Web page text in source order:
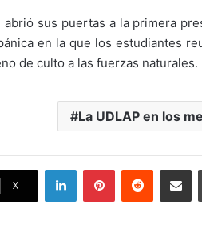
abrió sus puertas a la primera
en la que los estudiantes
de culto a las fuerzas naturales.
La UDLAP en los
X
LinkedInPinterestReddit